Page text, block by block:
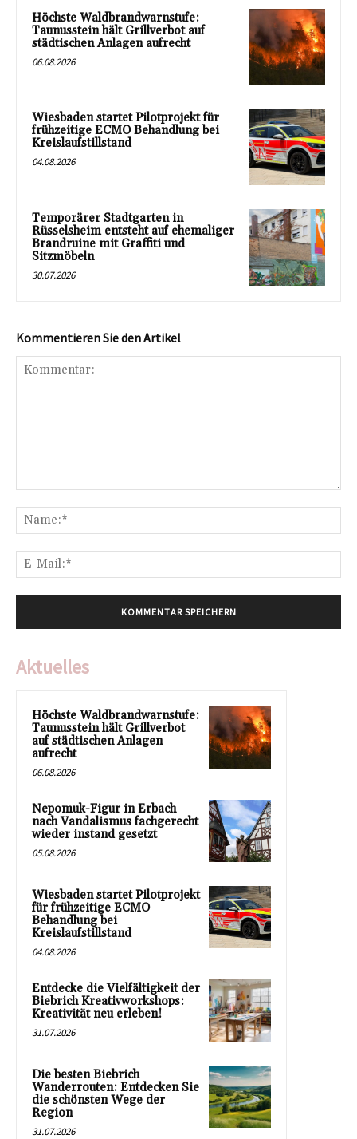
Höchste Waldbrandwarnstufe:
Taunusstein hält Grillverbot auf
städtischen Anlagen aufrecht
06.08.2026
Wiesbaden startet Pilotprojekt für
frühzeitige ECMO Behandlung bei
Kreislaufstillstand
04.08.2026
Temporärer Stadtgarten in
Rüsselsheim entsteht auf ehemaliger
Brandruine mit Graffiti und
Sitzmöbeln
30.07.2026
Kommentieren Sie den Artikel
Aktuelles
Höchste Waldbrandwarnstufe:
Taunusstein hält Grillverbot
auf städtischen Anlagen
aufrecht
06.08.2026
Nepomuk-Figur in Erbach
nach Vandalismus fachgerecht
wieder instand gesetzt
05.08.2026
Wiesbaden startet Pilotprojekt
für frühzeitige ECMO
Behandlung bei
Kreislaufstillstand
04.08.2026
Entdecke die Vielfältigkeit der
Biebrich Kreativworkshops:
Kreativität neu erleben!
31.07.2026
Die besten Biebrich
Wanderrouten: Entdecken Sie
die schönsten Wege der
Region
31.07.2026